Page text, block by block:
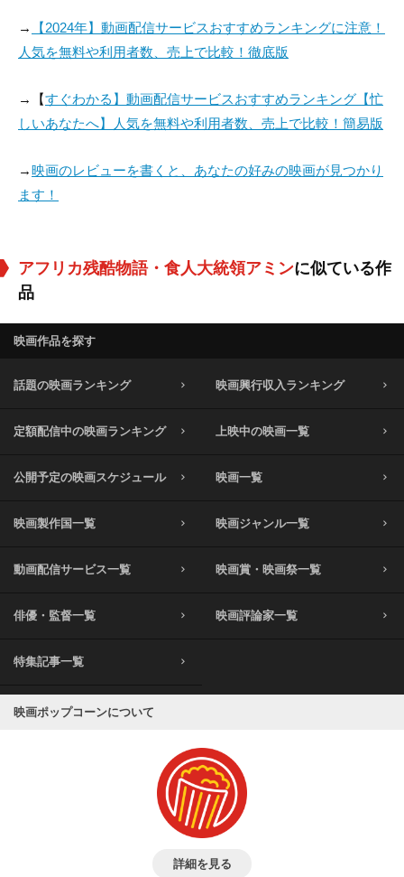
→
【2024年】動画配信サービスおすすめランキングに注意！
人気を無料や利用者数、売上で比較！徹底版
→【すぐわかる】動画配信サービスおすすめランキング【忙
しいあなたへ】人気を無料や利用者数、売上で比較！簡易版
→映画のレビューを書くと、あなたの好みの映画が見つかり
ます！
アフリカ残酷物語・食人大統領アミンに似ている作
品
映画作品を探す
話題の映画ランキング 映画興行収入ランキング
定額配信中の映画ランキング 上映中の映画一覧
公開予定の映画スケジュール 映画一覧
映画製作国一覧 映画ジャンル一覧
動画配信サービス一覧 映画賞・映画祭一覧
俳優・監督一覧 映画評論家一覧
特集記事一覧
映画ポップコーンについて
詳細を見る